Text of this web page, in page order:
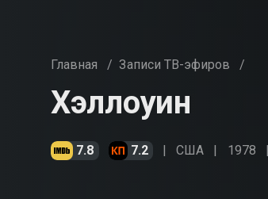
Главная / Записи ТВ-эфиров /
Хэллоуин
7.8 7.2 США 1978